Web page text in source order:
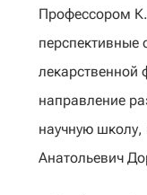
Профессором
перспективные
лекарственной
направление
научную
Анатольевич